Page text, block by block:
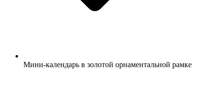
Мини-календарь в золотой орнаментальной рамке